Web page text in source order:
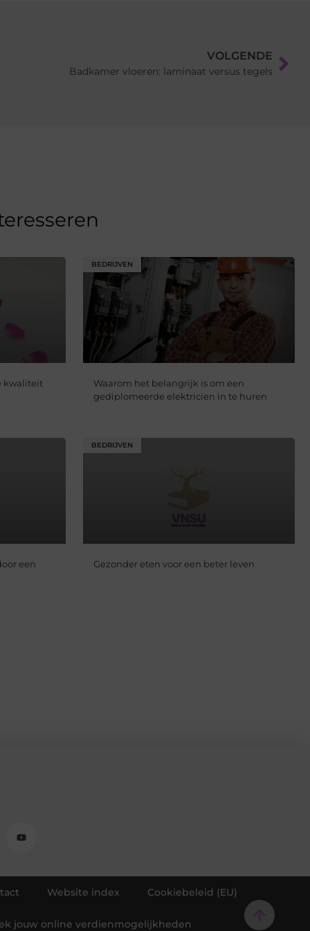
VOLGENDE
Badkamer vloeren: laminaat versus tegels
kwaliteit
BEDRIJVEN
Waarom het belangrijk is om een ​​
gediplomeerde elektricien in te huren
een
BEDRIJVEN
Gezonder eten voor een beter leven
Website index Cookiebeleid (EU)
jouw online verdienmogelijkheden